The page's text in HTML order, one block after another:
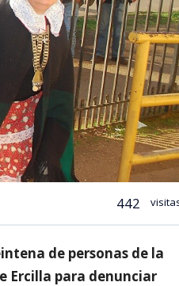
442
de personas de la
Ercilla para denunciar